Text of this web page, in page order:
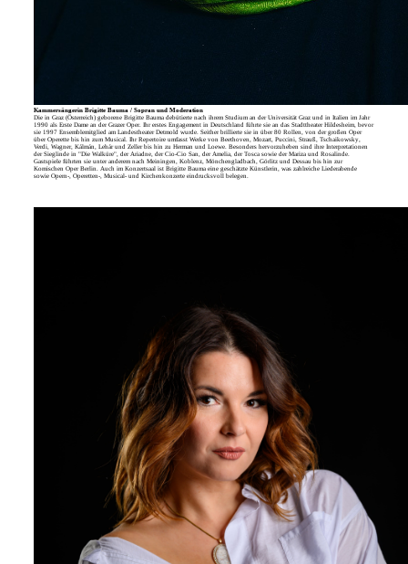
Kammersängerin Brigitte Bauma / Sopran und Moderation
Die in Graz (Österreich) geborene Brigitte Bauma debütierte nach ihrem Studium an der Universität Graz und in Italien im Jahr
1990 als Erste Dame an der Grazer Oper. Ihr erstes Engagement in Deutschland führte sie an das Stadttheater Hildesheim, bevor
sie 1997 Ensemblemitglied am Landestheater Detmold wurde. Seither brillierte sie in über 80 Rollen, von der großen Oper
über Operette bis hin zum Musical. Ihr Repertoire umfasst Werke von Beethoven, Mozart, Puccini, Strauß, Tschaikowsky,
Verdi, Wagner, Kálmán, Lehár und Zeller bis hin zu Herman und Loewe. Besonders hervorzuheben sind ihre Interpretationen
der Sieglinde in "Die Walküre", der Ariadne, der Cio-Cio San, der Amelia, der Tosca sowie der Mariza und Rosalinde.
Gastspiele führten sie unter anderem nach Meiningen, Koblenz, Mönchengladbach, Görlitz und Dessau bis hin zur
Komischen Oper Berlin. Auch im Konzertsaal ist Brigitte Bauma eine geschätzte Künstlerin, was zahlreiche Liederabende
sowie Opern-, Operetten-, Musical- und Kirchenkonzerte eindrucksvoll belegen.